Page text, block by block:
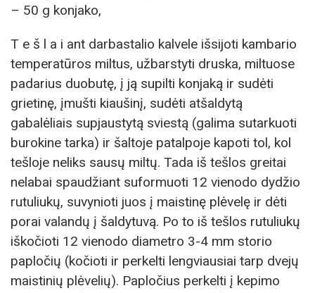
– 50 g konjako,
T e š l a i ant darbastalio kalvele išsijoti kambario
temperatūros miltus, užbarstyti druska, miltuose
padarius duobutę, į ją supilti konjaką ir sudėti
grietinę, įmušti kiaušinį, sudėti atšaldytą
gabalėliais supjaustytą sviestą (galima sutarkuoti
burokine tarka) ir šaltoje patalpoje kapoti tol, kol
tešloje neliks sausų miltų. Tada iš tešlos greitai
nelabai spaudžiant suformuoti 12 vienodo dydžio
rutuliukų, suvynioti juos į maistinę plėvelę ir dėti
porai valandų į šaldytuvą. Po to iš tešlos rutuliukų
iškočioti 12 vienodo diametro 3-4 mm storio
papločių (kočioti ir perkelti lengviausiai tarp dvejų
maistinių plėvelių). Papločius perkelti į kepimo